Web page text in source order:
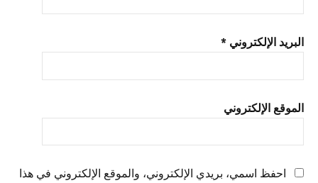
البريد الإلكتروني *
الموقع الإلكتروني
احفظ اسمي، بريدي الإلكتروني، والموقع الإلكتروني في هذا